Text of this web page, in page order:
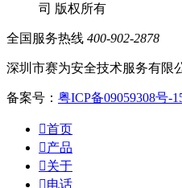
司 版权所有
全国服务热线 400-902-2878
深圳市赛为安全技术服务有限
备案号： 粤ICP备09059308号-
首页
产品
关于
电话